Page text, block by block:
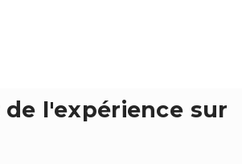
l'expérience sur